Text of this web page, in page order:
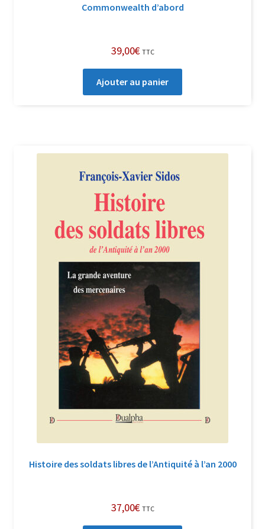
Commonwealth d’abord
39,00€ TTC
Ajouter au panier
Histoire des soldats libres de l’Antiquité à l’an 2000
37,00€ TTC